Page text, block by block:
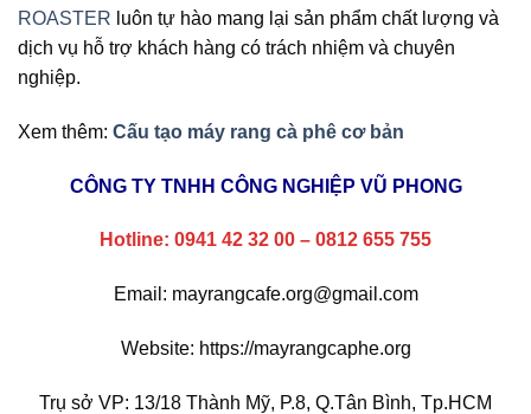
ROASTER luôn tự hào mang lại sản phẩm chất lượng và
dịch vụ hỗ trợ khách hàng có trách nhiệm và chuyên
nghiệp.
Xem thêm: Cấu tạo máy rang cà phê cơ bản
CÔNG TY TNHH CÔNG NGHIỆP VŨ PHONG
Hotline: 0941 42 32 00 – 0812 655 755
Email: mayrangcafe.org@gmail.com
Website: https://mayrangcaphe.org
Trụ sở VP: 13/18 Thành Mỹ, P.8, Q.Tân Bình, Tp.HCM